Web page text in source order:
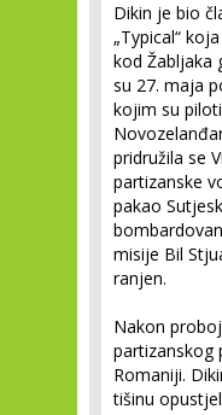
Dikin je bio
„Typical“
kod Žabljaka
su 27. maja
kojim su
pridružila se
partizanske
pakao
misije Bil
ranjen.
Nakon
partizanskog
Romaniji.
tišinu